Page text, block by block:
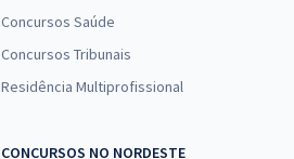
Concursos Saúde
Concursos Tribunais
Residência Multiprofissional
CONCURSOS NO NORDESTE